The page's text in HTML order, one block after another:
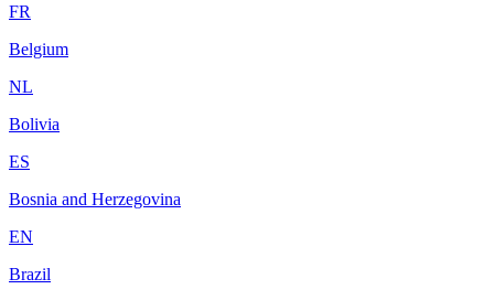
FR
Belgium
NL
Bolivia
ES
Bosnia and Herzegovina
EN
Brazil